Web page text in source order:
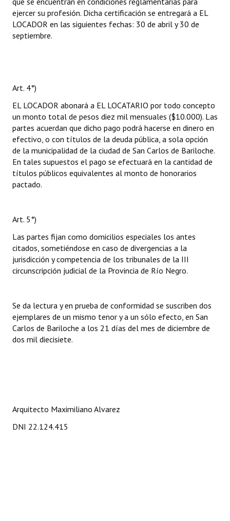
ejercer su profesión. Dicha certificación se entregará a EL
LOCADOR en las siguientes fechas: 30 de abril y 30 de
septiembre.
Art. 4°)
EL LOCADOR abonará a EL LOCATARIO por todo concepto
un monto total de pesos diez mil mensuales ($10.000). Las
partes acuerdan que dicho pago podrá hacerse en dinero en
efectivo, o con títulos de la deuda pública, a sola opción
de la municipalidad de la ciudad de San Carlos de Bariloche.
En tales supuestos el pago se efectuará en la cantidad de
títulos públicos equivalentes al monto de honorarios
pactado.
Art. 5°)
Las partes fijan como domicilios especiales los antes
citados, sometiéndose en caso de divergencias a la
jurisdicción y competencia de los tribunales de la III
circunscripción judicial de la Provincia de Río Negro.
Se da lectura y en prueba de conformidad se suscriben dos
ejemplares de un mismo tenor y a un sólo efecto, en San
Carlos de Bariloche a los 21 días del mes de diciembre de
dos mil diecisiete.
Arquitecto Maximiliano Alvarez
DNI 22.124.415